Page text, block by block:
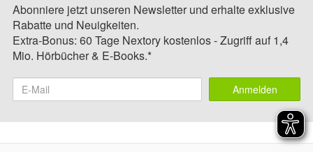
Abonniere jetzt unseren Newsletter und erhalte exklusive
Rabatte und Neuigkeiten.
Extra-Bonus: 60 Tage Nextory kostenlos - Zugriff auf 1,4
Mio. Hörbücher & E-Books.*
Anmelden